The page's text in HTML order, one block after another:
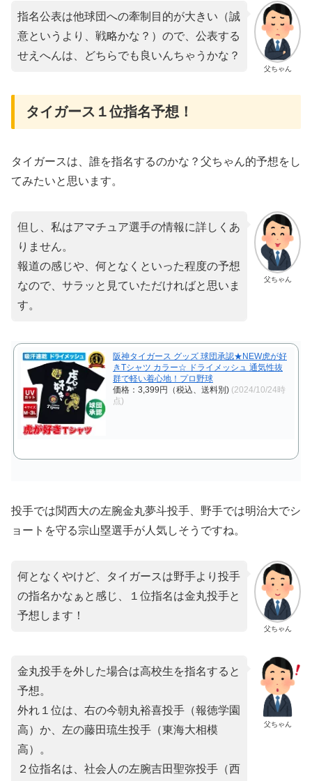
父ちゃん
指名公表は他球団への牽制目的が大きい（誠
意というより、戦略かな？）ので、公表する
せえへんは、どちらでも良いんちゃうかな？
タイガース１位指名予想！
タイガースは、誰を指名するのかな？父ちゃん的予想をし
てみたいと思います。
父ちゃん
但し、私はアマチュア選手の情報に詳しくあ
りません。
報道の感じや、何となくといった程度の予想
なので、サラッと見ていただければと思いま
す。
阪神タイガース グッズ 球団承認★NEW虎が好
きTシャツ カラー☆ ドライメッシュ 通気性抜
群で軽い着心地！プロ野球
価格：3,399円（税込、送料別) (2024/10/24時
点)
投手では関西大の左腕金丸夢斗投手、野手では明治大でシ
ョートを守る宗山塁選手が人気しそうですね。
父ちゃん
何となくやけど、タイガースは野手より投手
の指名かなぁと感じ、１位指名は金丸投手と
予想します！
父ちゃん
金丸投手を外した場合は高校生を指名すると
予想。
外れ１位は、右の今朝丸裕喜投手（報徳学園
高）か、左の藤田琉生投手（東海大相模
高）。
２位指名は、社会人の左腕吉田聖弥投手（西